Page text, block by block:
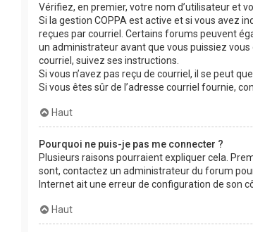
Vérifiez, en premier, votre nom d’utilisateur et
Si la gestion COPPA est active et si vous avez
reçues par courriel. Certains forums peuvent
un administrateur avant que vous puissiez
courriel, suivez ses instructions.
Si vous n’avez pas reçu de courriel, il se peut
Si vous êtes sûr de l’adresse courriel fournie,
Haut
Pourquoi ne puis-je pas me connecter ?
Plusieurs raisons pourraient expliquer cela.
sont, contactez un administrateur du forum
Internet ait une erreur de configuration de son
Haut